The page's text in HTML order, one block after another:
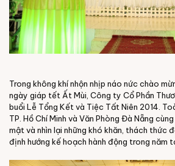
Trong không khí nhộn nhịp náo nức chào
ngày giáp tết Ất Mùi, Công ty Cổ Phần
buổi Lễ Tổng Kết và Tiệc Tất Niên 2014.
TP. Hồ Chí Minh và Văn Phòng Đà Nẵng
mật và nhìn lại những khó khăn, thách thức
định hướng kế hoạch hành động trong năm